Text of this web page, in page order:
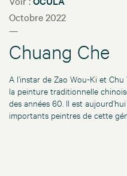
Octobre 2022
—
Chuang Che
A l’instar de Zao Wou-Ki et
la peinture traditionnelle
des années 60. Il est
importants peintres de cette